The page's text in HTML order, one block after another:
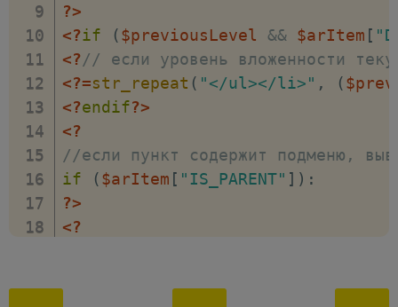
?>
<?if ($previousLevel && $arItem [
<?// если уровень вложенности
<?=str_repeat ( "</ul></li>" , (
<?endif?>
<?
//если пункт содержит подменю,
if
($arItem [ "IS_PARENT" ] ) :
?>
<?